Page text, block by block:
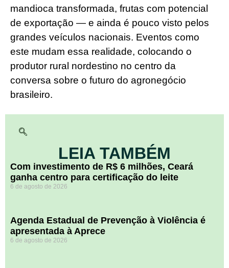
mandioca transformada, frutas com potencial
de exportação — e ainda é pouco visto pelos
grandes veículos nacionais. Eventos como
este mudam essa realidade, colocando o
produtor rural nordestino no centro da
conversa sobre o futuro do agronegócio
brasileiro.
LEIA TAMBÉM
Com investimento de R$ 6 milhões, Ceará
ganha centro para certificação do leite
6 de agosto de 2026
Agenda Estadual de Prevenção à Violência é
apresentada à Aprece
6 de agosto de 2026